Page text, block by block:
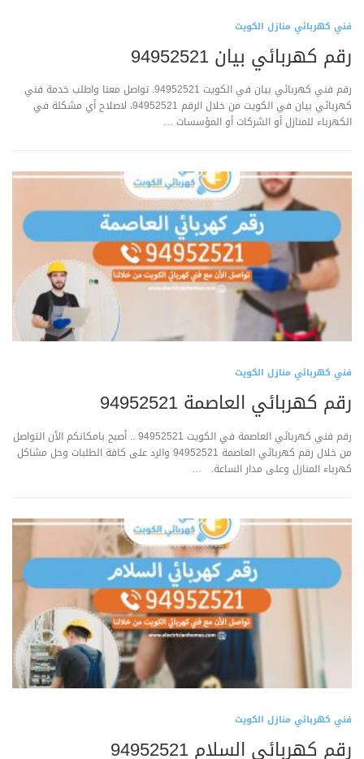
فني كهربائي منازل الكويت
رقم كهربائي بيان 94952521
رقم فني كهربائي بيان في الكويت 94952521. تواصل معنا واطلب خدمة فني
كهربائي بيان في الكويت من خلال الرقم 94952521، لاصلاح أي مشكلة في
الكهرباء للمنازل أو الشركات أو المؤسسات …
فني كهربائي منازل الكويت
رقم كهربائي العاصمة 94952521
رقم فني كهربائي العاصمة في الكويت 94952521 .. أصبح بامكانكم الأن التواصل
من خلال رقم كهربائي العاصمة 94952521 والرد على كافة الطلبات وحل مشاكل
كهرباء المنازل وعلى مدار الساعة. …
فني كهربائي منازل الكويت
رقم كهربائي السلام 94952521